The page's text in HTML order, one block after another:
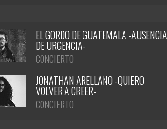
EL GORDO DE GUATEMALA -AUSENCIA
DE URGENCIA-
CONCIERTO
JONATHAN ARELLANO -QUIERO
VOLVER A CREER-
CONCIERTO